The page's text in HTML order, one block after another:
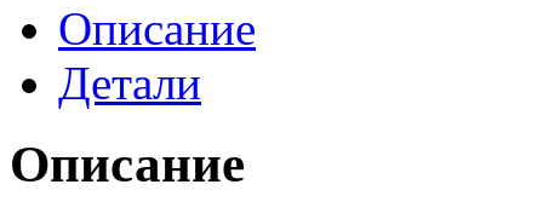
Описание
Детали
Описание